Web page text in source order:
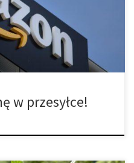
aby lepiej
się od razu po
w przesyłce!